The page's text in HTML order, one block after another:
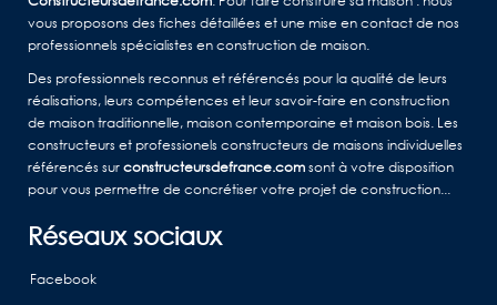
vous proposons des fiches détaillées et une mise en contact de nos
professionnels spécialistes en construction de maison.
Des professionnels reconnus et référencés pour la qualité de leurs
réalisations, leurs compétences et leur savoir-faire en construction
de maison traditionnelle, maison contemporaine et maison bois. Les
constructeurs et professionels constructeurs de maisons individuelles
référencés surconstructeursdefrance.comsont à votre disposition
pour vous permettre de concrétiser votre projet de construction...
Réseaux sociaux
Facebook